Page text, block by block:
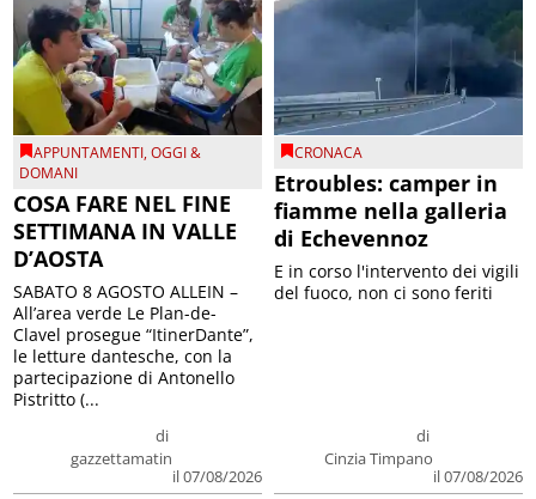
APPUNTAMENTI,OGGI &
DOMANI
COSA FARE NEL FINE
SETTIMANA IN VALLE
D’AOSTA
di
gazzettamatin
il 07/08/2026
SABATO 8 AGOSTO ALLEIN –
All’area verde Le Plan-de-
Clavel prosegue “ItinerDante”,
le letture dantesche, con la
partecipazione di Antonello
Pistritto (...
CRONACA
Etroubles: camper in
fiamme nella galleria
di Echevennoz
di
Cinzia Timpano
il 07/08/2026
E in corso l'intervento dei vigili
del fuoco, non ci sono feriti